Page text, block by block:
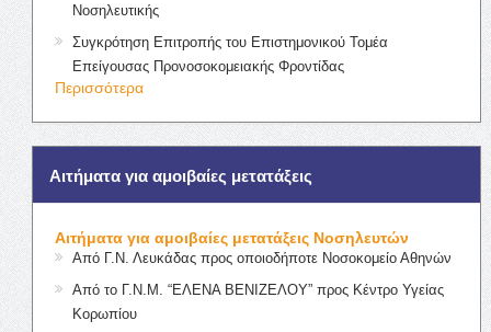
Νοσηλευτικής
Συγκρότηση Επιτροπής του Επιστημονικού Τομέα
Επείγουσας Προνοσοκομειακής Φροντίδας
Περισσότερα
Αιτήματα για αμοιβαίες μετατάξεις
Αιτήματα για αμοιβαίες μετατάξεις Νοσηλευτών
Από Γ.Ν. Λευκάδας προς οποιοδήποτε Νοσοκομείο Αθηνών
Από το Γ.Ν.Μ. “ΕΛΕΝΑ ΒΕΝΙΖΕΛΟΥ” προς Κέντρο Υγείας
Κορωπίου